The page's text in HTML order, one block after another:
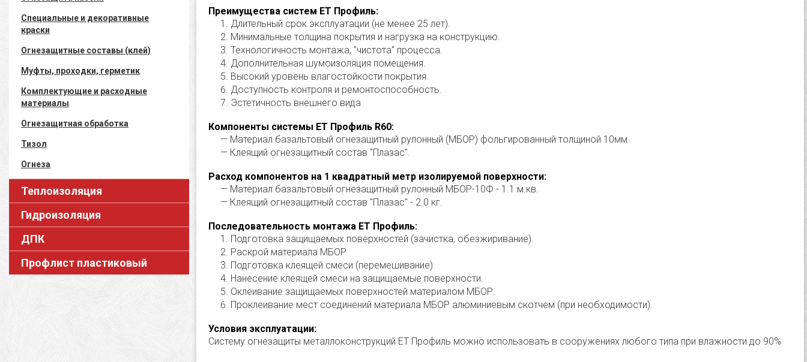
Специальные и декоративные
краски
Огнезащитные составы (клей)
Муфты, проходки, герметик
Комплектующие и расходные
материалы
Огнезащитная обработка
Тизол
Огнеза
Теплоизоляция
Гидроизоляция
ДПК
Профлист пластиковый
Преимущества систем ЕТ Профиль:
Длительный срок эксплуатации (не менее 25 лет).
Минимальные толщина покрытия и нагрузка на конструкцию.
Технологичность монтажа, "чистота" процесса.
Дополнительная шумоизоляция помещения.
Высокий уровень влагостойкости покрытия.
Доступность контроля и ремонтоспособность.
Эстетичность внешнего вида
Компоненты системы ЕТ Профиль R60:
Материал базальтовый огнезащитный рулонный (МБОР) фольгированный толщиной 10мм.
Клеящий огнезащитный состав "Плазас".
Расход компонентов на 1 квадратный метр изолируемой поверхности:
Материал базальтовый огнезащитный рулонный МБОР-10Ф - 1.1 м.кв.
Клеящий огнезащитный состав "Плазас" - 2.0 кг.
Последовательность монтажа ЕТ Профиль:
Подготовка защищаемых поверхностей (зачистка, обезжиривание).
Раскрой материала МБОР
Подготовка клеящей смеси (перемешивание).
Нанесение клеящей смеси на защищаемые поверхности.
Оклеивание защищаемых поверхностей материалом МБОР.
Проклеивание мест соединений материала МБОР алюминиевым скотчем (при необходимости).
Условия эксплуатации:
Систему огнезащиты металлоконструкций ЕТ Профиль можно использовать в сооружениях любого типа при влажности до 90%